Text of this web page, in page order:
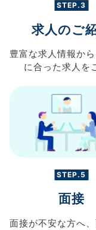
STEP.3
求人のご
豊富な求人情報から
に合った求人を
STEP.5
面接
面接が不安な方へ、